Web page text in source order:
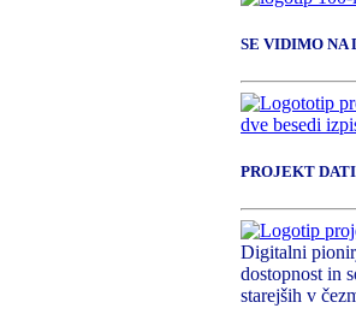
SE VIDIMO NA
PROJEKT
Digitalni
dostopnost in
starejših v